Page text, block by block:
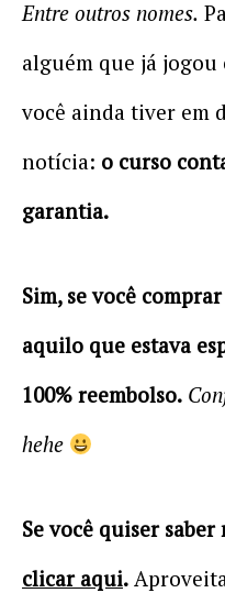
Entre outros nomes.
alguém que já jogou
você ainda tiver em
notícia: o curso
garantia.
Sim, se você
aquilo que estava
100% reembolso.
hehe
Se você quiser saber
clicar aqui.